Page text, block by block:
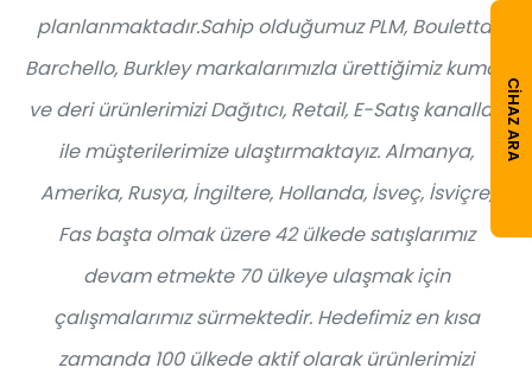
planlanmaktadır.Sahip olduğumuz PLM, Bouletta,
Barchello, Burkley markalarımızla ürettiğimiz kumaş
ve deri ürünlerimizi Dağıtıcı, Retail, E-Satış kanalları
ile müşterilerimize ulaştırmaktayız. Almanya,
Amerika, Rusya, İngiltere, Hollanda, İsveç, İsviçre,
Fas başta olmak üzere 42 ülkede satışlarımız
devam etmekte 70 ülkeye ulaşmak için
çalışmalarımız sürmektedir. Hedefimiz en kısa
zamanda 100 ülkede aktif olarak ürünlerimizi
CIHAZ ARA